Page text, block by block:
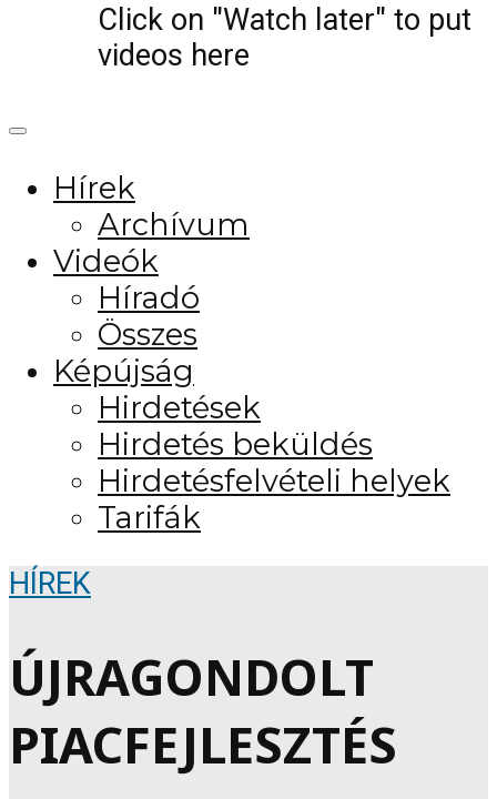
Click on "Watch later" to put
videos here
Hírek
Archívum
Videók
Híradó
Összes
Képújság
Hirdetések
Hirdetés beküldés
Hirdetésfelvételi helyek
Tarifák
HÍREK
ÚJRAGONDOLT
PIACFEJLESZTÉS